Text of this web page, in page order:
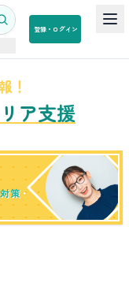
登録・ログイン
！
ア支援
策・